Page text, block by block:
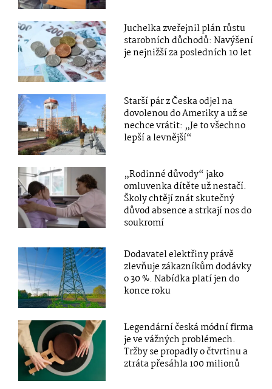
Juchelka zveřejnil plán růstu
starobních důchodů: Navýšení
je nejnižší za posledních 10 let
Starší pár z Česka odjel na
dovolenou do Ameriky a už se
nechce vrátit: „Je to všechno
lepší a levnější“
„Rodinné důvody“ jako
omluvenka dítěte už nestačí.
Školy chtějí znát skutečný
důvod absence a strkají nos do
soukromí
Dodavatel elektřiny právě
zlevňuje zákazníkům dodávky
o 30 %. Nabídka platí jen do
konce roku
Legendární česká módní firma
je ve vážných problémech.
Tržby se propadly o čtvrtinu a
ztráta přesáhla 100 milionů